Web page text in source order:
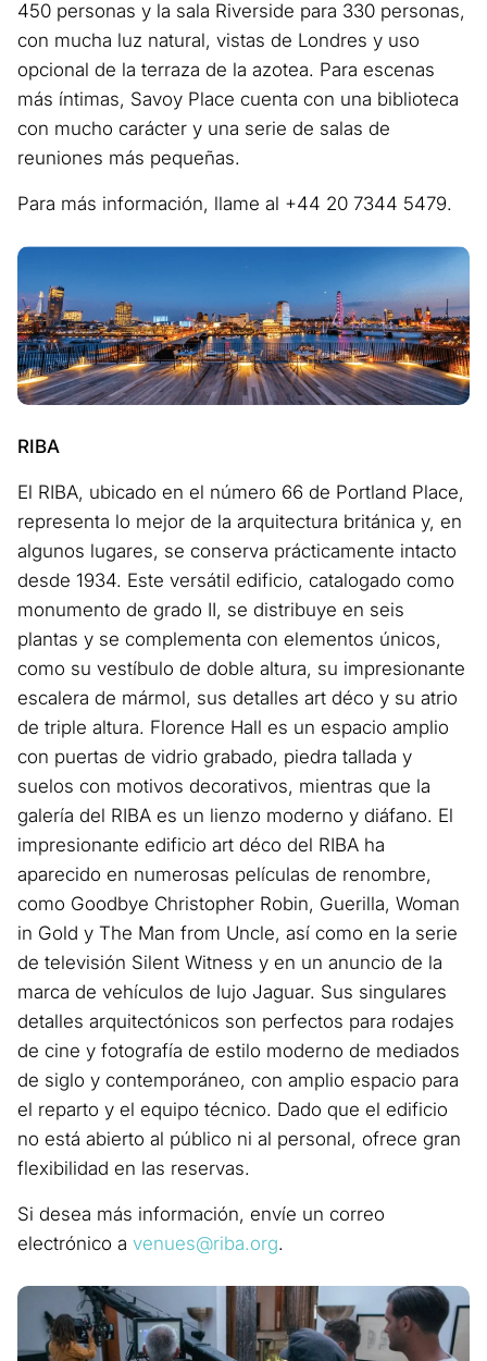
450 personas y la sala Riverside para 330 personas,
con mucha luz natural, vistas de Londres y uso
opcional de la terraza de la azotea. Para escenas
más íntimas, Savoy Place cuenta con una biblioteca
con mucho carácter y una serie de salas de
reuniones más pequeñas.
Para más información, llame al +44 20 7344 5479.
RIBA
El RIBA, ubicado en el número 66 de Portland Place,
representa lo mejor de la arquitectura británica y, en
algunos lugares, se conserva prácticamente intacto
desde 1934. Este versátil edificio, catalogado como
monumento de grado II, se distribuye en seis
plantas y se complementa con elementos únicos,
como su vestíbulo de doble altura, su impresionante
escalera de mármol, sus detalles art déco y su atrio
de triple altura. Florence Hall es un espacio amplio
con puertas de vidrio grabado, piedra tallada y
suelos con motivos decorativos, mientras que la
galería del RIBA es un lienzo moderno y diáfano. El
impresionante edificio art déco del RIBA ha
aparecido en numerosas películas de renombre,
como Goodbye Christopher Robin, Guerilla, Woman
in Gold y The Man from Uncle, así como en la serie
de televisión Silent Witness y en un anuncio de la
marca de vehículos de lujo Jaguar. Sus singulares
detalles arquitectónicos son perfectos para rodajes
de cine y fotografía de estilo moderno de mediados
de siglo y contemporáneo, con amplio espacio para
el reparto y el equipo técnico. Dado que el edificio
no está abierto al público ni al personal, ofrece gran
flexibilidad en las reservas.
Si desea más información, envíe un correo
electrónico a venues@riba.org.